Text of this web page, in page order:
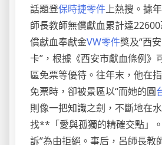
話題登保時捷零件上熱搜。據
師長教師無償獻血累計達
償獻血奉獻金VW零件獎及“西
卡”，根據《西安市獻血條例》
區免票等優待。往年末，他在
免票時，卻被景區以“而她的圓
則像一把知識之劍，不斷地在
找**「愛與孤獨的精確交點」
訴”為由拒絕。事后，呂師長教